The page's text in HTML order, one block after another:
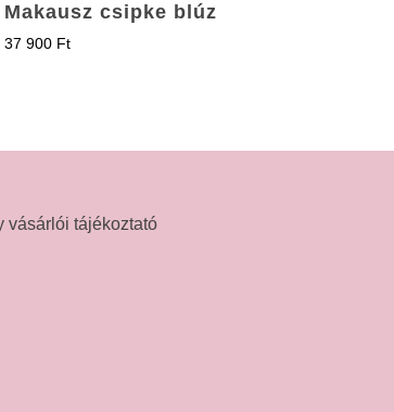
Makausz csipke blúz
37 900 Ft